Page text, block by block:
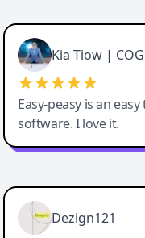
Cody Crabb
Great service, Best AI
Kia Tiow |
Easy-peasy is an
software. I love it.
Easy-Peasy AI
Dezign121